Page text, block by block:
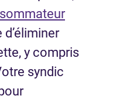
y compris
syndic